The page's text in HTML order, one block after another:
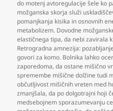
do motenj avtoregulacije šele ko
možganska skorja služi
pomanjkanja kisika in osnovnih
metabolizem. Dovodne
elastičnega tipa,da nebi zavirala
Retrogradna amnezija:
govori za komo. Bolnika lahko
zaporedoma,da ostane mišično
spremembe mišične dolžine tudi
občutljivost mišičnih vreten med
zmanjšala,da po dolgotrajni hoji
medsebojnem sporazumevanju